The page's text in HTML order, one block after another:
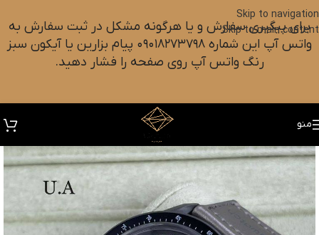
Skip to navigation
Skip to main content
برای پیگیری سفارش و یا هرگونه مشکل در ثبت سفارش به
واتس آپ این شماره ۰۹۰۱۸۲۷۳۷۹۸ پیام بزارین یا آیکون سبز
رنگ واتس آپ روی صفحه را فشار دهید.
منو